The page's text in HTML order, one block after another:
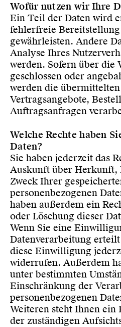
Wofür nutzen wir Ihre
Ein Teil der Daten wird
fehlerfreie
gewährleisten. Andere
Analyse Ihres
werden. Sofern über die
geschlossen oder
werden die
Vertragsangebote,
Auftragsanfragen
Welche Rechte haben
Daten?
Sie haben jederzeit das
Auskunft über Herkunft,
Zweck Ihrer
personenbezogenen
haben außerdem ein
oder Löschung dieser
Wenn Sie eine
Datenverarbeitung
diese Einwilligung
widerrufen. Außerdem
unter bestimmten
Einschränkung der
personenbezogenen
Weiteren steht Ihnen ein
der zuständigen